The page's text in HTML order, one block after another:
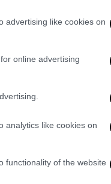
advertising like cookies on
online advertising
analytics like cookies on
functionality of the website
του.